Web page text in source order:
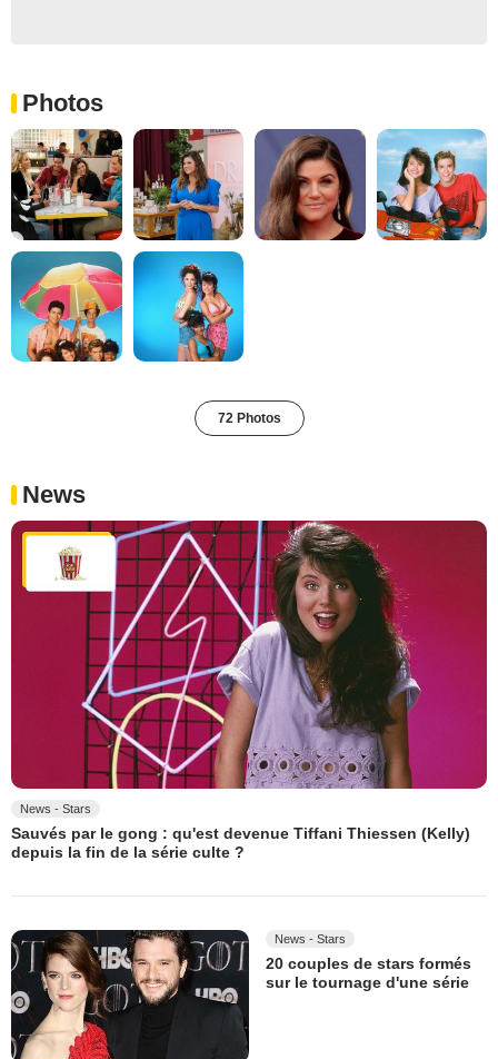
Photos
72 Photos
News
News - Stars
Sauvés par le gong : qu'est devenue Tiffani Thiessen (Kelly)
depuis la fin de la série culte ?
News - Stars
20 couples de stars formés
sur le tournage d'une série